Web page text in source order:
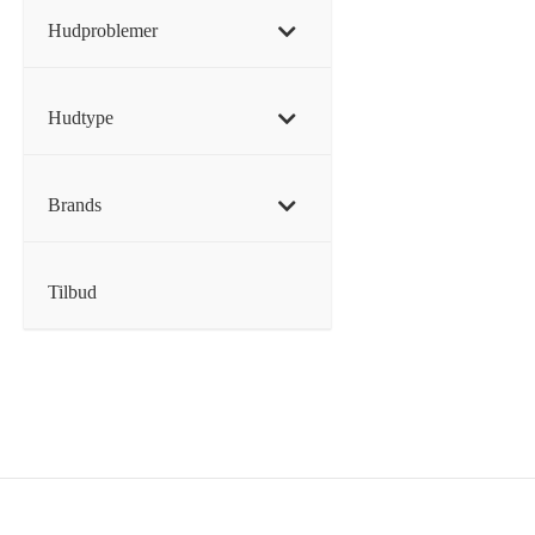
Hudproblemer
Hudtype
Brands
Tilbud